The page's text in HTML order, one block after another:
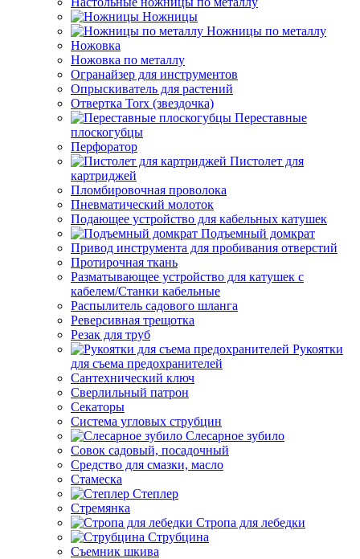
Ножницы
Ножницы по металлу
Ножовка
Ножовка по металлу
Огранайзер для инструментов
Опрыскиватель для растений
Отвертка Torx (звездочка)
Переставные
плоскогубцы
Перфоратор
Пистолет для
картриджей
Пломбировочная проволока
Пневматический молоток
Подающее устройство для кабельных катушек
Подъемный домкрат
Привод инструмента для пробивания отверстий
Протирочная ткань
Разматывающее устройство для катушек с
кабелем/Станки кабельные
Распылитель садового шланга
Реверсивная трещотка
Резак для труб
Рукоятки
для съема предохранителей
Сантехнический ключ
Сверлильный патрон
Секаторы
Система угловых струбцин
Слесарное зубило
Совок садовый, посадочный
Средство для смазки, масло
Стамеска
Степлер
Стремянка
Стропа для лебедки
Струбцина
Съемник шкива